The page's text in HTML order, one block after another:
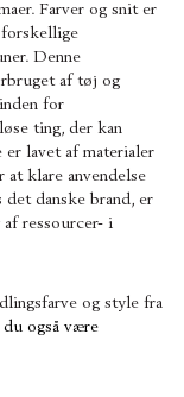
Farver og snit er
Denne
af tøj og
for
ting, der kan
er lavet af materialer
klare anvendelse
danske brand, er
ressourcer- i
og style fra
også være